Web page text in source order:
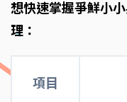
想快速掌握爭鮮小
理：
項目